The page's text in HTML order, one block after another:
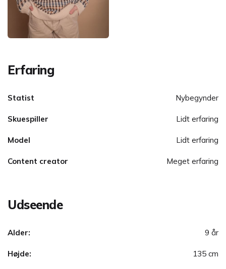
Erfaring
Statist Nybegynder
Skuespiller Lidt erfaring
Model Lidt erfaring
Content creator Meget erfaring
Udseende
Alder: 9 år
Højde: 135 cm